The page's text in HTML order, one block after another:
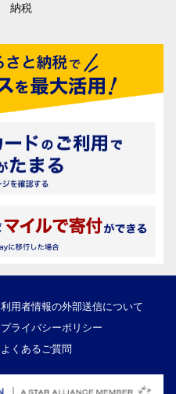
納税
利用者情報の外部送信について
プライバシーポリシー
よくあるご質問